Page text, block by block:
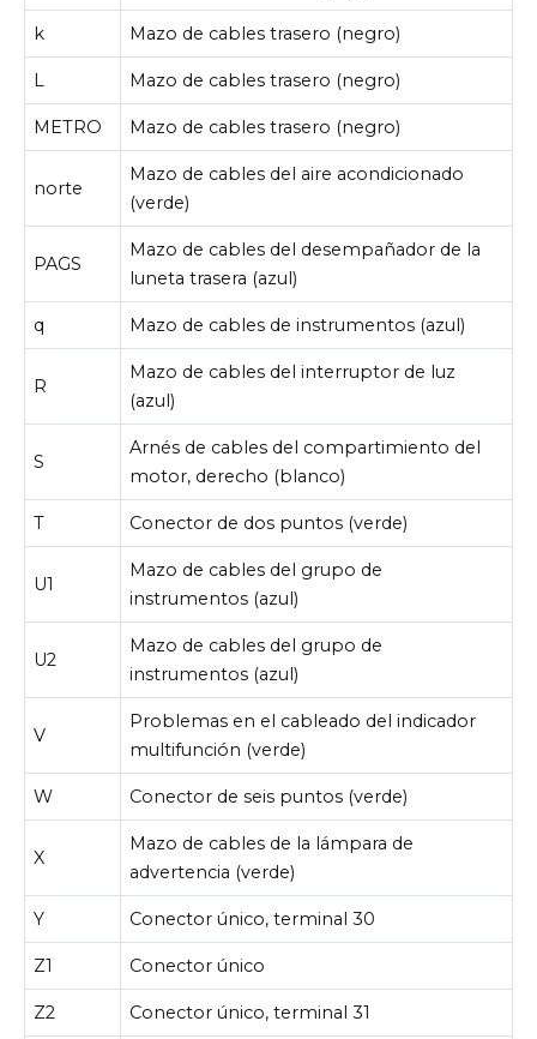
k Mazo de cables trasero (negro)
L Mazo de cables trasero (negro)
METRO Mazo de cables trasero (negro)
norte
Mazo de cables del aire acondicionado
(verde)
PAGS
Mazo de cables del desempañador de la
luneta trasera (azul)
q Mazo de cables de instrumentos (azul)
R
Mazo de cables del interruptor de luz
(azul)
S
Arnés de cables del compartimiento del
motor, derecho (blanco)
T Conector de dos puntos (verde)
U1
Mazo de cables del grupo de
instrumentos (azul)
U2
Mazo de cables del grupo de
instrumentos (azul)
V
Problemas en el cableado del indicador
multifunción (verde)
W Conector de seis puntos (verde)
X
Mazo de cables de la lámpara de
advertencia (verde)
Y Conector único, terminal 30
Z1 Conector único
Z2 Conector único, terminal 31